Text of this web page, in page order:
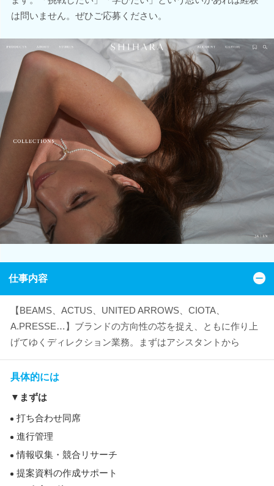
は問いません。ぜひご応募ください。
仕事内容
【BEAMS、ACTUS、UNITED ARROWS、CIOTA、
A.PRESSE…】ブランドの方向性の芯を捉え、ともに作り上
げてゆくディレクション業務。まずはアシスタントから
具体的には
▼まずは
打ち合わせ同席
進行管理
情報収集・競合リサーチ
提案資料の作成サポート